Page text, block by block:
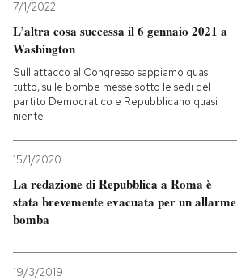
7/1/2022
L’altra cosa successa il 6 gennaio 2021 a
Washington
Sull'attacco al Congresso sappiamo quasi
tutto, sulle bombe messe sotto le sedi del
partito Democratico e Repubblicano quasi
niente
15/1/2020
La redazione di Repubblica a Roma è
stata brevemente evacuata per un allarme
bomba
19/3/2019